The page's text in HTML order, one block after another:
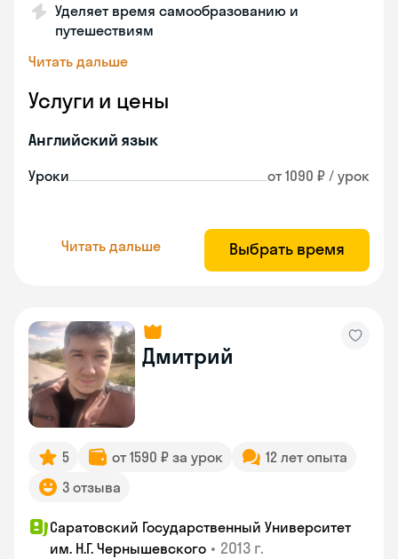
Уделяет время самообразованию и
путешествиям
Читать дальше
Услуги и цены
Английский язык
Уроки от 1090 ₽ / урок
Читать дальше Выбрать время
Дмитрий
5 от 1590 ₽ за урок
12 лет опыта
3 отзыва
Саратовский Государственный Университет
им. Н.Г. Чернышевского • 2013 г.